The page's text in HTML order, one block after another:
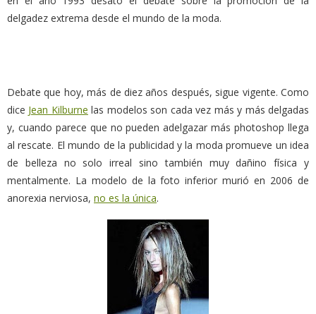
delgadez extrema desde el mundo de la moda.
Debate que hoy, más de diez años después, sigue vigente. Como
dice Jean Kilburne las modelos son cada vez más y más delgadas
y, cuando parece que no pueden adelgazar más photoshop llega
al rescate. El mundo de la publicidad y la moda promueve un idea
de belleza no solo irreal sino también muy dañino física y
mentalmente. La modelo de la foto inferior murió en 2006 de
anorexia nerviosa, no es la única.